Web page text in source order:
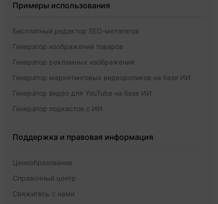
Примеры использования
Бесплатный редактор SEO-метатегов
Генератор изображений товаров
Генератор рекламных изображений
Генератор маркетинговых видеороликов на базе ИИ
Генератор видео для YouTube на базе ИИ
Генератор подкастов с ИИ
Поддержка и правовая информация
Ценообразование
Справочный центр
Свяжитесь с нами